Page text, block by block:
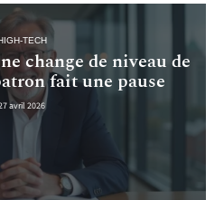
TECH
change de niveau de
fait une pause
avril 2026